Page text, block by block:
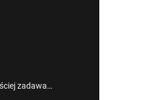
FAQ - Najczęściej zadawane pytania